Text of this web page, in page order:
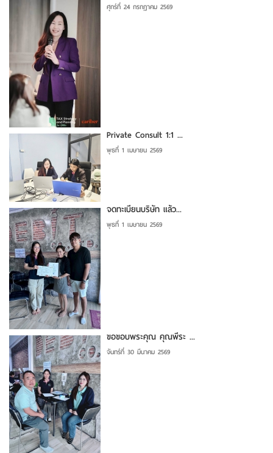
ศุกร์ที่ 24 กรกฎาคม 2569
Private Consult 1:1 ...
พุธที่ 1 เมษายน 2569
จดทะเบียนบริษัท แล้ว...
พุธที่ 1 เมษายน 2569
ขอขอบพระคุณ คุณพีระ ...
จันทร์ที่ 30 มีนาคม 2569